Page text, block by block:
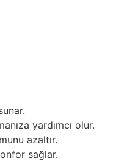
yardımcı olur.
azaltır.
sağlar.